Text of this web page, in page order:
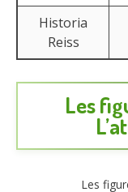
Historia
Reiss
Les
Les